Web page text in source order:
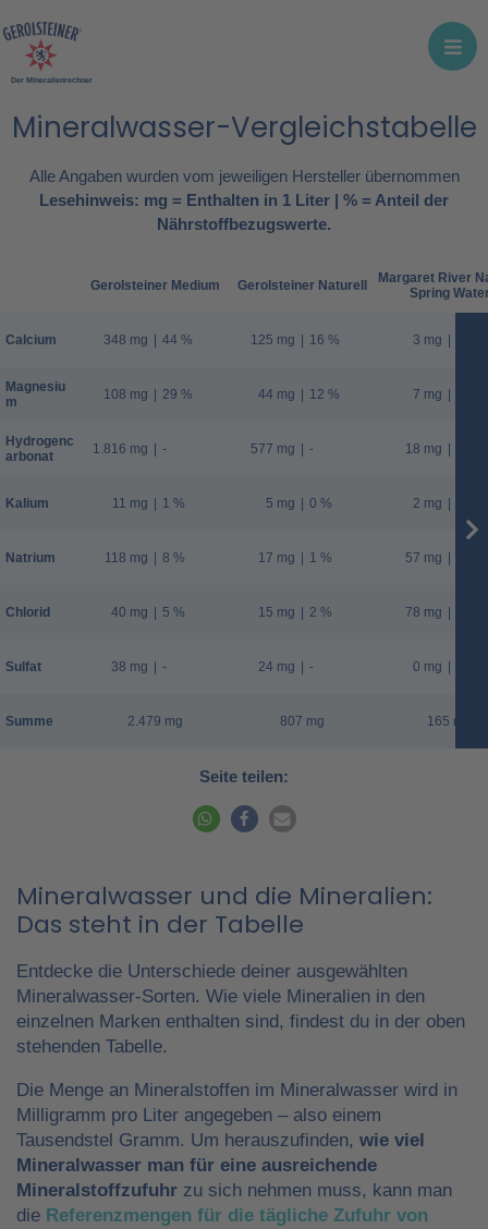
Der Mineralienrechner
Mineralwasser-Vergleichstabelle
Alle Angaben wurden vom jeweiligen Hersteller übernommen
Lesehinweis: mg = Enthalten in 1 Liter | % = Anteil der
Nährstoffbezugswerte.
Calcium
Magnesiu
m
Hydrogenc
arbonat
Kalium
Natrium
Chlorid
Sulfat
Summe
Gerolsteiner Medium
348 mg | 44 %
108 mg | 29 %
1.816 mg | -
11 mg | 1 %
118 mg | 8 %
40 mg | 5 %
38 mg | -
2.479 mg
Gerolsteiner Naturell
125 mg | 16 %
44 mg | 12 %
577 mg | -
5 mg | 0 %
17 mg | 1 %
15 mg | 2 %
24 mg | -
807 mg
Margaret River
Spring
3 mg |
7 mg |
18 mg |
2 mg |
57 mg |
78 mg |
0 mg |
165 mg
Seite teilen:
Mineralwasser und die Mineralien:
Das steht in der Tabelle
Entdecke die Unterschiede deiner ausgewählten
Mineralwasser-Sorten. Wie viele Mineralien in den
einzelnen Marken enthalten sind, findest du in der oben
stehenden Tabelle.
Die Menge an Mineralstoffen im Mineralwasser wird in
Milligramm pro Liter angegeben – also einem
Tausendstel Gramm. Um herauszufinden, wie viel
Mineralwasser man für eine ausreichende
Mineralstoffzufuhr zu sich nehmen muss, kann man
die Referenzmengen für die tägliche Zufuhr von